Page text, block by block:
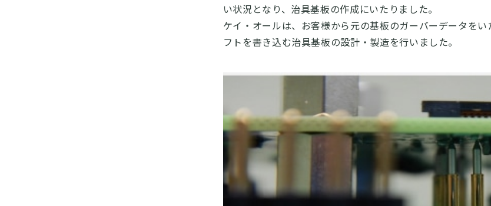
い状況となり、治具基板の作成にいたりました。
ケイ・オールは、お客様から元の基板のガーバーデータを
フトを書き込む治具基板の設計・製造を行いました。